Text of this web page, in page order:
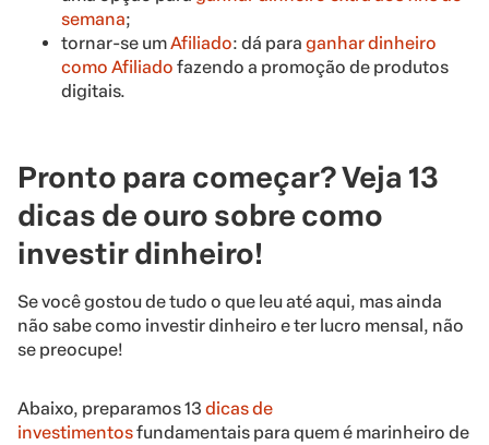
semana;
tornar-se umAfiliado: dá para ganhar dinheiro
como Afiliado fazendo a promoção de produtos
digitais.
Pronto para começar? Veja 13
dicas de ouro sobre como
investir dinheiro!
Se você gostou de tudo o que leu até aqui, mas ainda
não sabe como investir dinheiro e ter lucro mensal, não
se preocupe!
Abaixo, preparamos 13 dicas de
investimentosfundamentais para quem é marinheiro de